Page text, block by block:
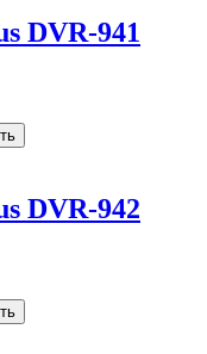
DVR-941
DVR-942